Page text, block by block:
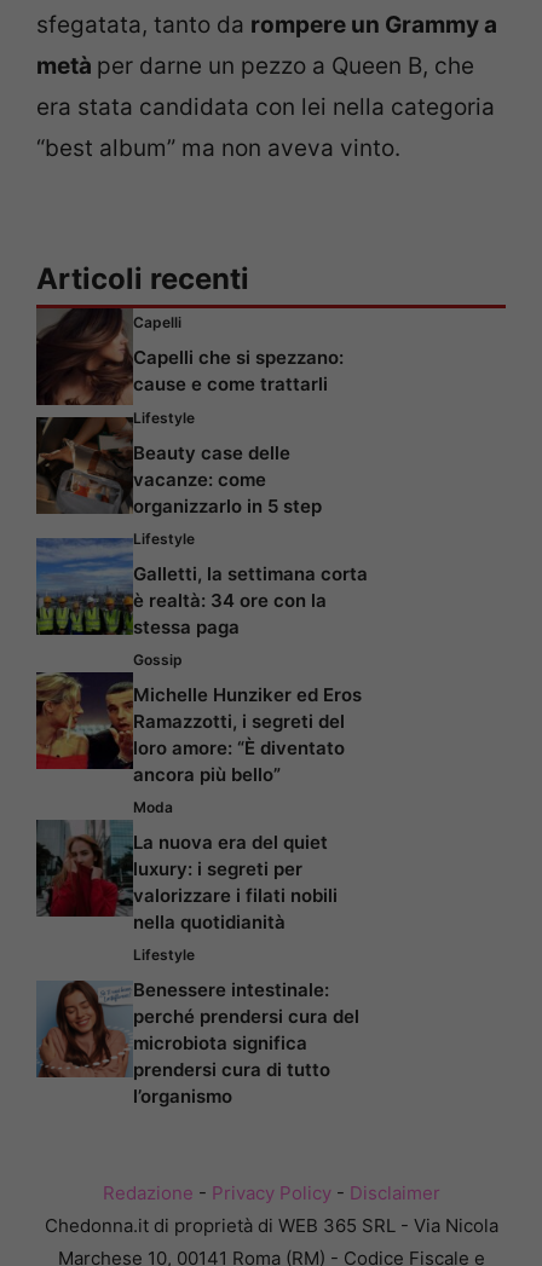
sfegatata, tanto da rompere un Grammy a
metà per darne un pezzo a Queen B, che
era stata candidata con lei nella categoria
“best album” ma non aveva vinto.
Articoli recenti
Capelli
Capelli che si spezzano:
cause e come trattarli
Lifestyle
Beauty case delle
vacanze: come
organizzarlo in 5 step
Lifestyle
Galletti, la settimana corta
è realtà: 34 ore con la
stessa paga
Gossip
Michelle Hunziker ed Eros
Ramazzotti, i segreti del
loro amore: “È diventato
ancora più bello”
Moda
La nuova era del quiet
luxury: i segreti per
valorizzare i filati nobili
nella quotidianità
Lifestyle
Benessere intestinale:
perché prendersi cura del
microbiota significa
prendersi cura di tutto
l’organismo
Redazione - Privacy Policy- Disclaimer
Chedonna.it di proprietà di WEB 365 SRL - Via Nicola
Marchese 10, 00141 Roma (RM) - Codice Fiscale e